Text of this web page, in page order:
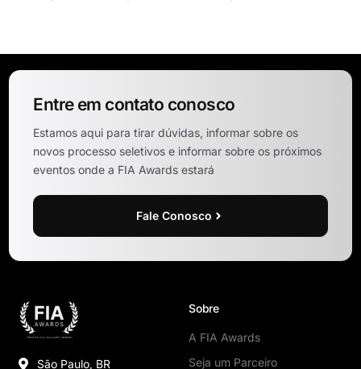
Entre em contato conosco
Estamos aqui para tirar dúvidas, informar sobre os
novos processo seletivos e informar sobre os próximos
eventos onde a FIA Awards estará
Fale Conosco
São Paulo, BR
Sobre
A FIA Awards
Seja um Parceiro